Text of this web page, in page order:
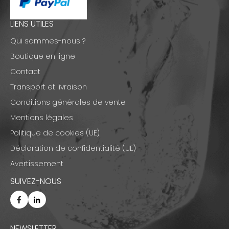
LIENS UTILES
Qui sommes-nous ?
Boutique en ligne
Contact
Transport et livraison
Conditions générales de vente
Mentions légales
Politique de cookies (UE)
Déclaration de confidentialité (UE)
Avertissement
SUIVEZ-NOUS